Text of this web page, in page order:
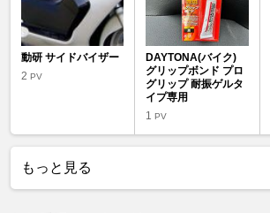
動研 サイドバイザー
2 PV
DAYTONA(バイク)
グリップボンド プロ
グリップ 耐振ゲルタ
イプ専用
1PV
もっと見る